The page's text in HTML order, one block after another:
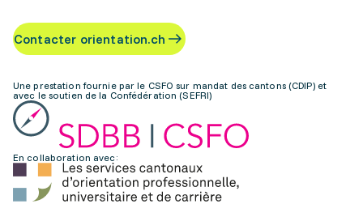
Contacter orientation.ch
Une prestation fournie par le CSFO sur mandat des cantons (CDIP) et
avec le soutien de la Confédération (SEFRI)
En collaboration avec: